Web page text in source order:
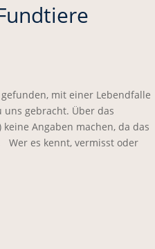
mit einer Lebendfalle
uns gebracht. Über das
Angaben machen, da das
es kennt, vermisst oder